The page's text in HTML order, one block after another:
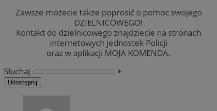
Zawsze możecie także poprosić o pomoc swojego
DZIELNICOWEGO!
Kontakt do dzielnicowego znajdziecie na stronach
internetowych jednostek Policji
oraz w aplikacji MOJA KOMENDA.
Słuchaj
⏵︎
Udostępnij